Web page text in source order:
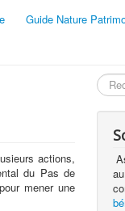
Guide Nature
actions,
du Pas de
mener une